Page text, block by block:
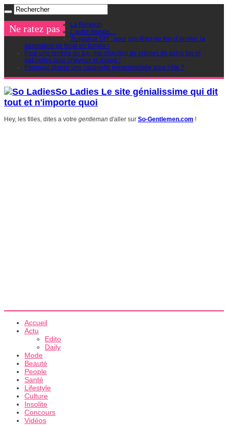
Ne ratez pas
La Religion
L’autre monde…
Tendance DIY : pour ces fêtes de fins d’année, la
décoration de Noel en famille !
Pour une rentrée au top, ma sélection de crèmes de soins bio et
naturelles pour cheveux et visage !
Pourquoi choisir une casquette personnalisée pour l’été ?
So Ladies Le site génialissime qui dit
tout et n'importe quoi
Hey, les filles, dites a votre gentleman d'aller sur So-Gentlemen.com !
Accueil
Actu
Edito
Daily
Mode
Beauté
People
Santé
Lifestyle
Culture
Insolite
Concours
Vidéos